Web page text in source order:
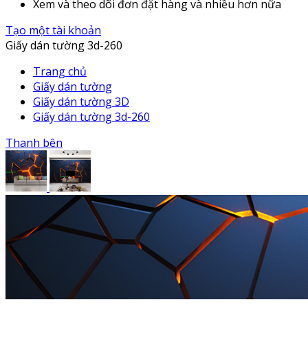
Xem và theo dõi đơn đặt hàng và nhiều hơn nữa
Tạo một tài khoản
Giấy dán tường 3d-260
Trang chủ
Giấy dán tường
Giấy dán tường 3D
Giấy dán tường 3d-260
Thanh bên